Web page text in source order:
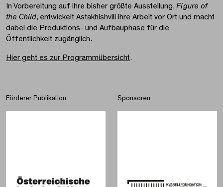
In Vorbereitung auf ihre bisher größte Ausstellung, Figure of
the Child, entwickelt Astakhishvili ihre Arbeit vor Ort und macht
dabei die Produktions- und Aufbauphase für die
Öffentlichkeit zugänglich.
Hier geht es zur Programmübersicht.
Förderer Publikation Sponsoren